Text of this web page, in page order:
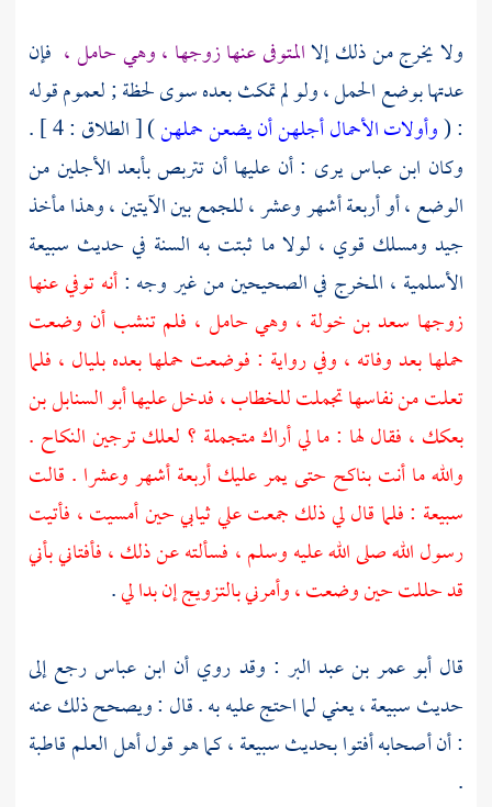
ولا يخرج من ذلك إلاالمتوفى عنها زوجها ، وهي حامل ، فإن
عدتها بوضع الحمل ، ولو لم تمكث بعده سوى لحظة ; لعموم قوله
: (وأولات الأحمال أجلهن أن يضعن حملهن
) [ الطلاق : 4 ] .
وكان ابن عباسيرى : أن عليها أن تتربص بأبعد الأجلين من
الوضع ، أو أربعة أشهر وعشر ، للجمع بين الآيتين ، وهذا مأخذ
جيد ومسلك قوي ، لولا ما ثبتت به السنة في حديث سبيعة
الأسلمية ، المخرج في الصحيحين من غير وجه :أنه توفي عنها
زوجها سعد بن خولة ، وهي حامل ، فلم تنشب أن وضعت
حملها بعد وفاته ، وفي رواية : فوضعت حملها بعده بليال ، فلما
تعلت من نفاسها تجملت للخطاب ، فدخل عليهاأبو السنابل بن
بعكك ، فقال لها : ما لي أراك متجملة ؟ لعلك ترجين النكاح .
والله ما أنت بناكح حتى يمر عليك أربعة أشهر وعشرا . قالت
سبيعة : فلما قال لي ذلك جمعت علي ثيابي حين أمسيت ، فأتيت
رسول الله صلى الله عليه وسلم ، فسألته عن ذلك ، فأفتاني بأني
قد حللت حين وضعت ، وأمرني بالتزويج إن بدا لي.
قالأبو عمر بن عبد البر : وقد روي أن ابن عباسرجع إلى
حديثسبيعة ،يعني لما احتج عليه به . قال : ويصحح ذلك عنه
: أن أصحابه أفتوا بحديثسبيعة ،كما هو قول أهل العلم قاطبة
.